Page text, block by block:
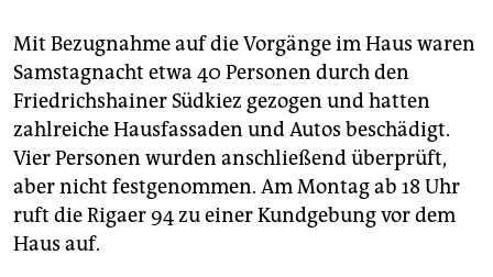
Mit Bezugnahme auf die Vorgänge im Haus waren
Samstagnacht etwa 40 Personen durch den
Friedrichshainer Südkiez gezogen und hatten
zahlreiche Hausfassaden und Autos beschädigt.
Vier Personen wurden anschließend überprüft,
aber nicht festgenommen. Am Montag ab 18 Uhr
ruft die Rigaer 94 zu einer Kundgebung vor dem
Haus auf.